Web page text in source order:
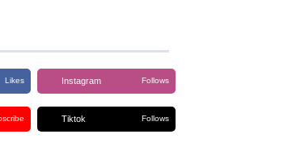
Likes Instagram Follows
Tiktok Follows